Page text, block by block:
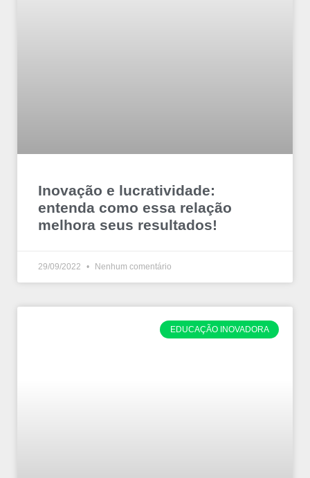
Inovação e lucratividade:
entenda como essa relação
melhora seus resultados!
29/09/2022 Nenhum comentário
EDUCAÇÃO INOVADORA